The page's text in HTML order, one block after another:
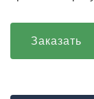
Заказать